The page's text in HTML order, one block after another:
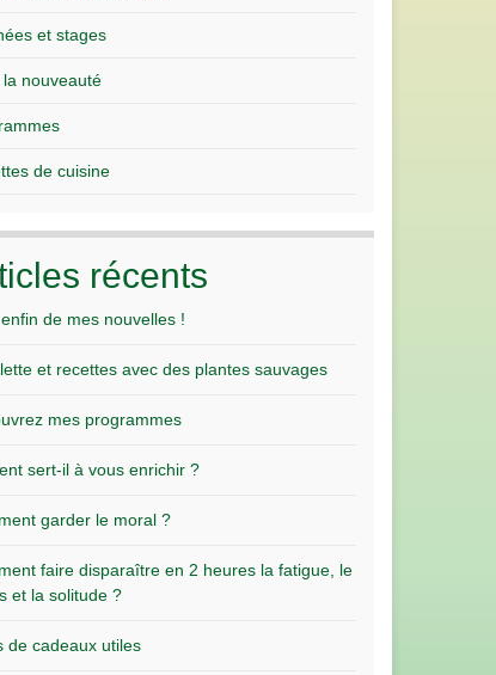
et stages
nouveauté
de cuisine
récents
de mes nouvelles !
et recettes avec des plantes sauvages
mes programmes
sert-il à vous enrichir ?
garder le moral ?
faire disparaître en 2 heures la fatigue, le
et la solitude ?
de cadeaux utiles